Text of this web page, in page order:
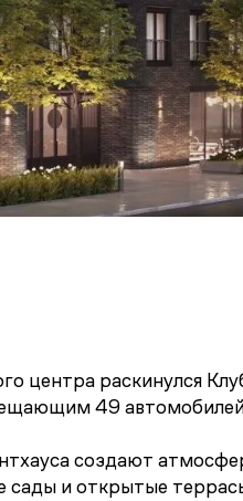
центра раскинулся
49
создают
и открытые